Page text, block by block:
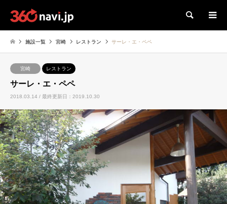
検索
施設一覧 宮崎 レストラン サーレ・エ・ペペ
宮崎 レストラン
サーレ・エ・ペペ
2018.03.14 / 最終更新日：2019.10.30